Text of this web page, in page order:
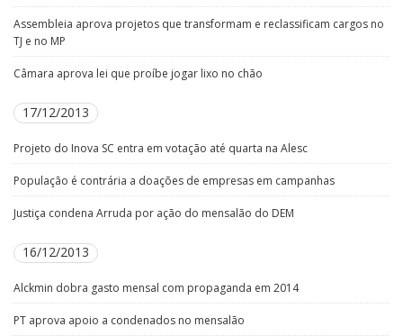
Assembleia aprova projetos que transformam e reclassificam cargos no
TJ e no MP
Câmara aprova lei que proíbe jogar lixo no chão
17/12/2013
Projeto do Inova SC entra em votação até quarta na Alesc
População é contrária a doações de empresas em campanhas
Justiça condena Arruda por ação do mensalão do DEM
16/12/2013
Alckmin dobra gasto mensal com propaganda em 2014
PT aprova apoio a condenados no mensalão